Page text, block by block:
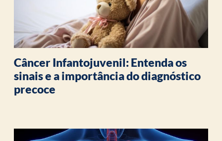
Câncer Infantojuvenil: Entenda os
sinais e a importância do diagnóstico
precoce